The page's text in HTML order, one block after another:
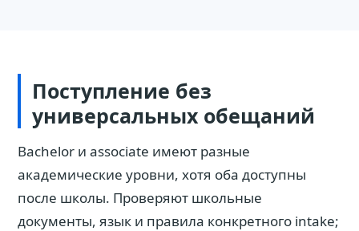
Поступление без
универсальных обещаний
Bachelor и associate имеют разные
академические уровни, хотя оба доступны
после школы. Проверяют школьные
документы, язык и правила конкретного intake;